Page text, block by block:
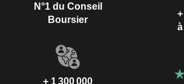
N°1 du Conseil
Boursier
+ 1 300 000